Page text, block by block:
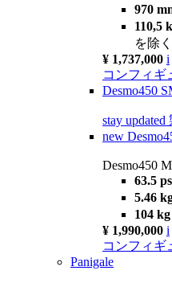
970
110,5
を除く
¥ 1,737,000 i
コンフィギ
Desmo450
stay updated
new
Desmo450
63.5 ps
5.46
104 kg
¥ 1,990,000 i
コンフィギ
Panigale